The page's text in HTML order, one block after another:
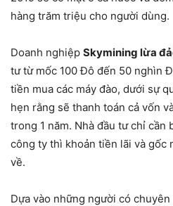
hàng trăm triệu cho người dùng.
Doanh nghiệp Skymining lừa
tư từ mốc 100 Đô đến 50 nghìn
tiền mua các máy đào, dưới sự
hẹn rằng sẽ thanh toán cả vốn
trong 1 năm. Nhà đầu tư chỉ cần
công ty thì khoản tiền lãi và gốc
về.
Dựa vào những người có